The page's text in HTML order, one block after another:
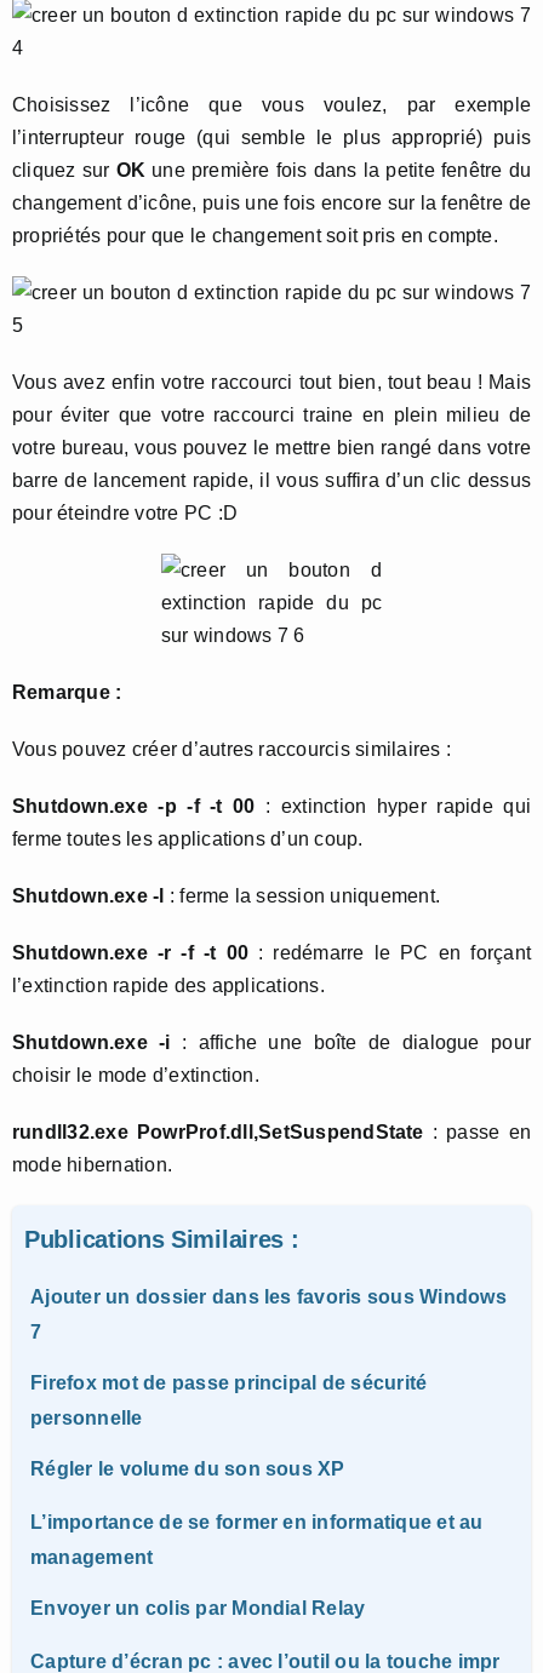
Choisissez l’icône que vous voulez, par exemple
l’interrupteur rouge (qui semble le plus approprié) puis
cliquez sur OK une première fois dans la petite fenêtre du
changement d’icône, puis une fois encore sur la fenêtre de
propriétés pour que le changement soit pris en compte.
Vous avez enfin votre raccourci tout bien, tout beau ! Mais
pour éviter que votre raccourci traine en plein milieu de
votre bureau, vous pouvez le mettre bien rangé dans votre
barre de lancement rapide, il vous suffira d’un clic dessus
pour éteindre votre PC :D
Remarque :
Vous pouvez créer d’autres raccourcis similaires :
Shutdown.exe -p -f -t 00 : extinction hyper rapide qui
ferme toutes les applications d’un coup.
Shutdown.exe -l : ferme la session uniquement.
Shutdown.exe -r -f -t 00 : redémarre le PC en forçant
l’extinction rapide des applications.
Shutdown.exe -i : affiche une boîte de dialogue pour
choisir le mode d’extinction.
rundll32.exe PowrProf.dll,SetSuspendState : passe en
mode hibernation.
Publications Similaires :
Ajouter un dossier dans les favoris sous Windows
7
Firefox mot de passe principal de sécurité
personnelle
Régler le volume du son sous XP
L’importance de se former en informatique et au
management
Envoyer un colis par Mondial Relay
Capture d’écran pc : avec l’outil ou la touche impr